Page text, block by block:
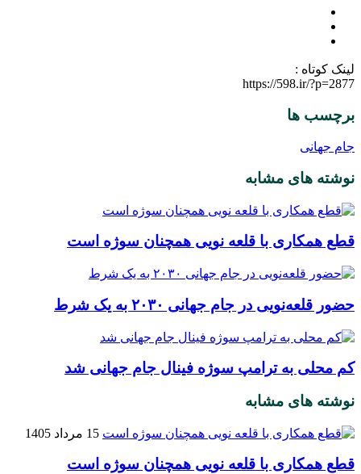
لینک کوتاه :
https://598.ir/?p=2877
برچسب ها
جام جهانی
نوشته های مشابه
قطع همکاری با قلعه نویی همچنان سوژه است
حضور قلعه‌نویی در جام جهانی ۲۰۳۰ به یک شرط
کم محلی به ترامپ سوژه فینال جام جهانی شد
نوشته های مشابه
15 مرداد 1405
قطع همکاری با قلعه نویی همچنان سوژه است